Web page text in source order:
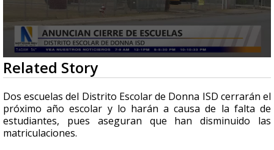
0
seconds
of
1
minute,
32
seconds
Related Story
Dos escuelas del Distrito Escolar de Donna ISD cerrarán el
próximo año escolar y lo harán a causa de la falta de
estudiantes, pues aseguran que han disminuido las
matriculaciones.